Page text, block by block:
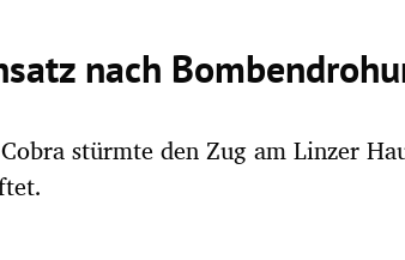
nach
stürmte den Zug am Linzer